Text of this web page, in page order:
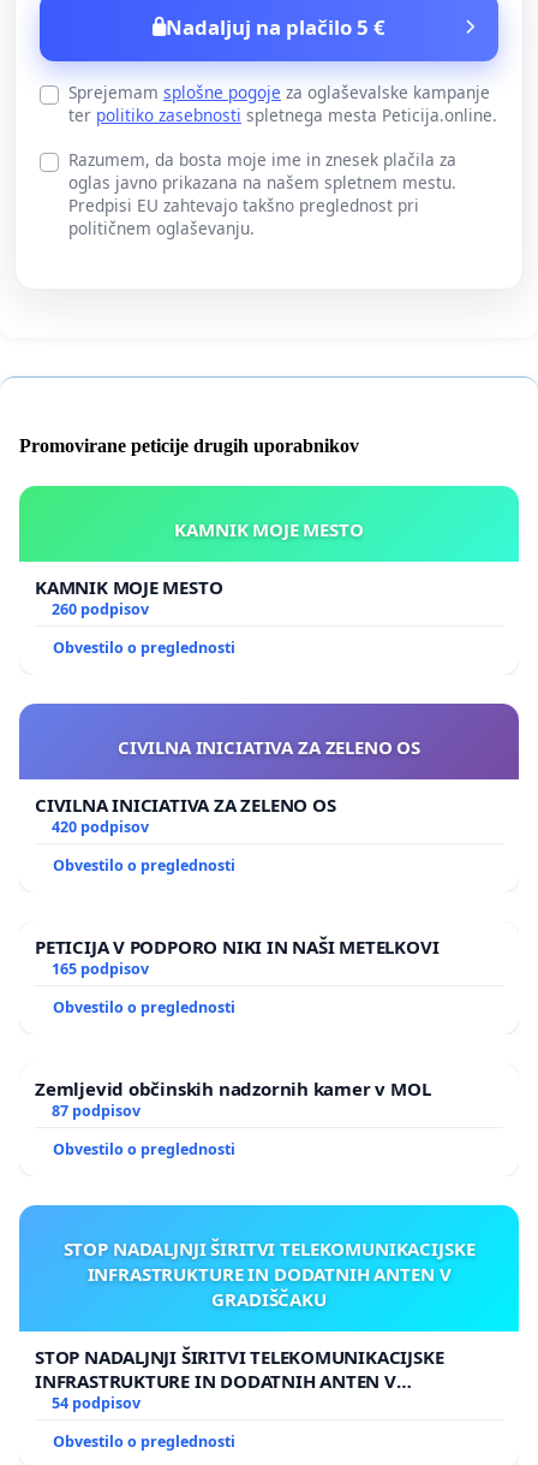
Nadaljuj na plačilo 5 €
Sprejemam splošne pogoje za oglaševalske kampanje
ter politiko zasebnosti spletnega mesta Peticija.online.
Razumem, da bosta moje ime in znesek plačila za
oglas javno prikazana na našem spletnem mestu.
Predpisi EU zahtevajo takšno preglednost pri
političnem oglaševanju.
Promovirane peticije drugih uporabnikov
KAMNIK MOJE MESTO
KAMNIK MOJE MESTO
260 podpisov
Obvestilo o preglednosti
CIVILNA INICIATIVA ZA ZELENO OS
CIVILNA INICIATIVA ZA ZELENO OS
420 podpisov
Obvestilo o preglednosti
PETICIJA V PODPORO NIKI IN NAŠI METELKOVI
165 podpisov
Obvestilo o preglednosti
Zemljevid občinskih nadzornih kamer v MOL
87 podpisov
Obvestilo o preglednosti
STOP NADALJNJI ŠIRITVI TELEKOMUNIKACIJSKE
INFRASTRUKTURE IN DODATNIH ANTEN V
GRADIŠČAKU
STOP NADALJNJI ŠIRITVI TELEKOMUNIKACIJSKE
INFRASTRUKTURE IN DODATNIH ANTEN V
GRADIŠČAKU
54 podpisov
Obvestilo o preglednosti